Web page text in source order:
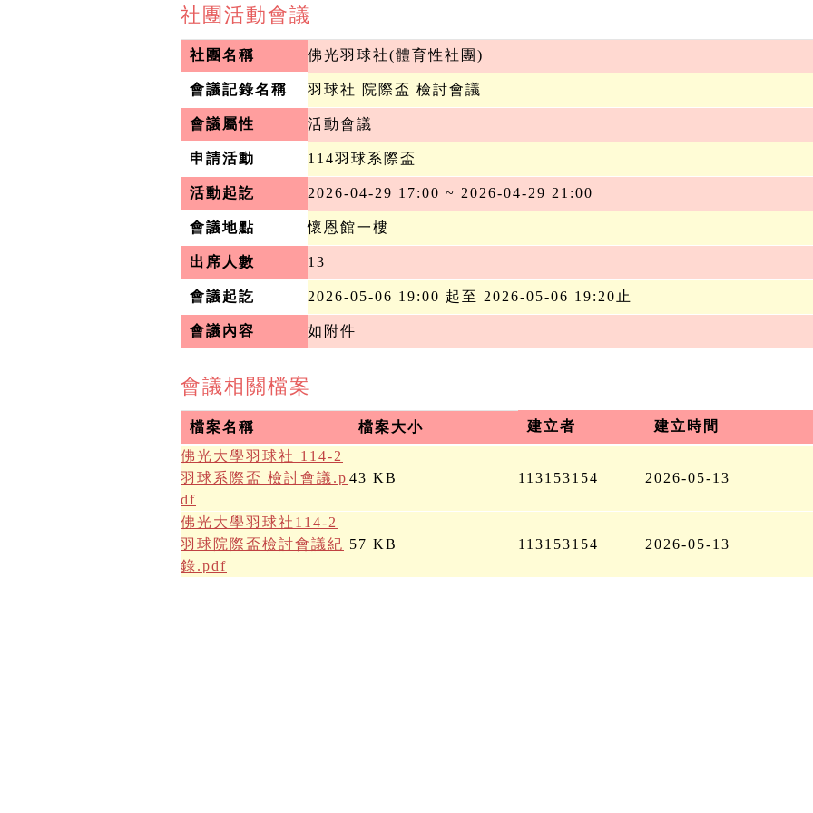
社團活動會議
社團名稱 佛光羽球社(體育性社團)
會議記錄名稱 羽球社 院際盃 檢討會議
會議屬性 活動會議
申請活動 114羽球系際盃
活動起訖 2026-04-29 17:00 ~ 2026-04-29 21:00
會議地點 懷恩館一樓
出席人數 13
會議起訖 2026-05-06 19:00 起至 2026-05-06 19:20止
會議內容 如附件
會議相關檔案
檔案名稱 檔案大小 建立者
建立時間
佛光大學羽球社 114-2
羽球系際盃 檢討會議.p
df
43 KB 113153154 2026-05-13
佛光大學羽球社114-2
羽球院際盃檢討會議紀
錄.pdf
57 KB 113153154 2026-05-13